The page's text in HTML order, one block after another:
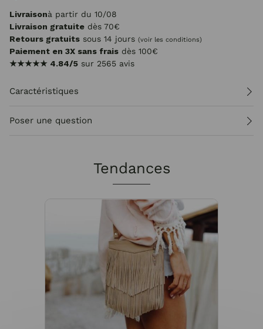
Livraisonà partir du 10/08
Livraison gratuite dès 70€
Retours gratuits sous 14 jours (voir les conditions)
Paiement en 3X sans frais dès 100€
★★★★★ 4.84/5 sur 2565 avis
Caractéristiques
Poser une question
Tendances